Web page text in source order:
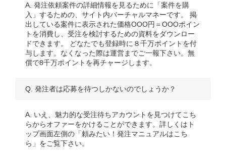
A. 発注依頼案件の詳細情報を見るために「案件を購
入」するための、サイト内バーチャルマネーです。 掲
出している案件に表示された価格OOO円＝OOOポイン
トを消費し、受注を検討するための資料をダウンロー
ドできます。 どなたでも登録時に８千万ポイントを付
与します。なくなった際は運営までご一報下さい。無
償で8千万ポイントを再チャージします。
Q. 発注者は応募を待つしかないのでしょうか？
A. いえ、魅力的な受注待ちアカウントを見つけてこち
らからオファーをかけることができます。詳しくはト
ップ画面左側の「頼みたい！発注マニュアルはこち
ら」をご覧下さい。